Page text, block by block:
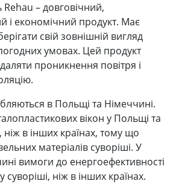
– довговічний,
і економічний продукт. Має
свій зовнішній вигляд
умовах. Цей продукт
проникнення повітря і
в Польщі та Німеччині.
вікон у Польщі та
в інших країнах, тому що
матеріалів суворіші. У
вимоги до енергоефективності
ніж в інших країнах.